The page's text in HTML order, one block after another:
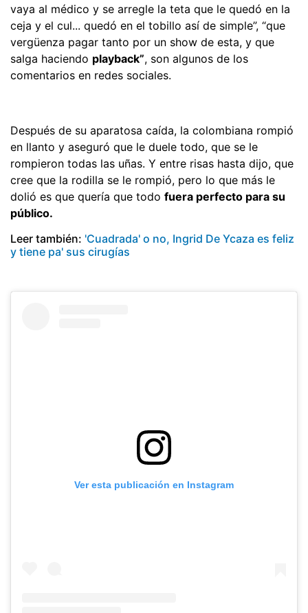
vaya al médico y se arregle la teta que le quedó en la
ceja y el cul... quedó en el tobillo así de simple”, “que
vergüenza pagar tanto por un show de esta, y que
salga haciendo playback”, son algunos de los
comentarios en redes sociales.
Después de su aparatosa caída, la colombiana rompió
en llanto y aseguró que le duele todo, que se le
rompieron todas las uñas. Y entre risas hasta dijo, que
cree que la rodilla se le rompió, pero lo que más le
dolió es que quería que todo fuera perfecto para su
público.
Leer también: 'Cuadrada' o no, Ingrid De Ycaza es feliz
y tiene pa' sus cirugías
Ver esta publicación en Instagram